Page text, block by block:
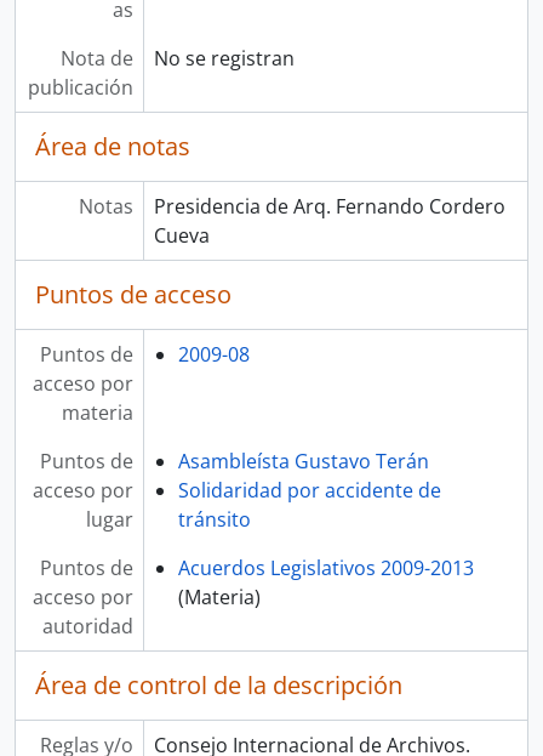
as
Nota de
publicación
No se registran
Área de notas
Notas
Presidencia de Arq. Fernando Cordero
Cueva
Puntos de acceso
Puntos de
acceso por
materia
2009-08
Puntos de
acceso por
lugar
Asambleísta Gustavo Terán
Solidaridad por accidente de
tránsito
Puntos de
acceso por
autoridad
Acuerdos Legislativos 2009-2013
(Materia)
Área de control de la descripción
Reglas y/o
Consejo Internacional de Archivos.